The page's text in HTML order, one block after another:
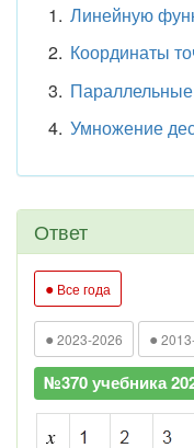
Линейную
Координаты
Умножение
Ответ
● Все года
● 2023-2026 ●
№370 учебника